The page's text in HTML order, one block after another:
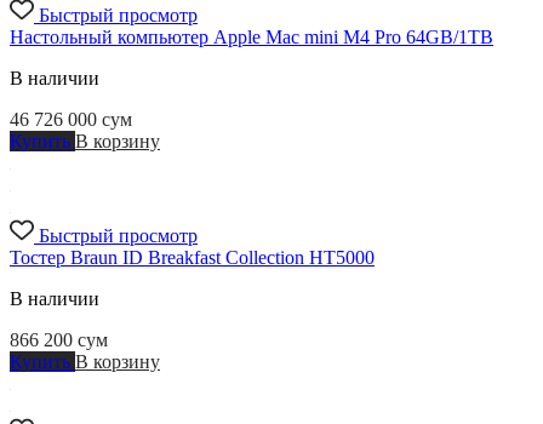
Быстрый просмотр
Настольный компьютер Apple Mac mini M4 Pro 64GB/1TB
В наличии
46 726 000 сум
Купить В корзину
Быстрый просмотр
Тостер Braun ID Breakfast Collection HT5000
В наличии
866 200 сум
Купить В корзину